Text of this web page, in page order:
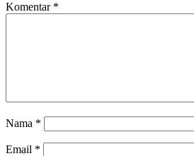
Komentar *
Nama *
Email *